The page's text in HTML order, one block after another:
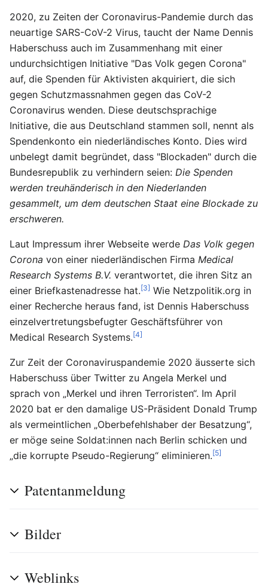
2020, zu Zeiten der Coronavirus-Pandemie durch das
neuartige SARS-CoV-2 Virus, taucht der Name Dennis
Haberschuss auch im Zusammenhang mit einer
undurchsichtigen Initiative "Das Volk gegen Corona"
auf, die Spenden für Aktivisten akquiriert, die sich
gegen Schutzmassnahmen gegen das CoV-2
Coronavirus wenden. Diese deutschsprachige
Initiative, die aus Deutschland stammen soll, nennt als
Spendenkonto ein niederländisches Konto. Dies wird
unbelegt damit begründet, dass "Blockaden" durch die
Bundesrepublik zu verhindern seien: Die Spenden
werden treuhänderisch in den Niederlanden
gesammelt, um dem deutschen Staat eine Blockade zu
erschweren.
Laut Impressum ihrer Webseite werde Das Volk gegen
Corona von einer niederländischen Firma Medical
Research Systems B.V. verantwortet, die ihren Sitz an
einer Briefkastenadresse hat.[3] Wie Netzpolitik.org in
einer Recherche heraus fand, ist Dennis Haberschuss
einzelvertretungsbefugter Geschäftsführer von
Medical Research Systems.[4]
Zur Zeit der Coronaviruspandemie 2020 äusserte sich
Haberschuss über Twitter zu Angela Merkel und
sprach von „Merkel und ihren Terroristen“. Im April
2020 bat er den damalige US-Präsident Donald Trump
als vermeintlichen „Oberbefehlshaber der Besatzung“,
er möge seine Soldat:innen nach Berlin schicken und
„die korrupte Pseudo-Regierung“ eliminieren.[5]
Patentanmeldung
Bilder
Weblinks